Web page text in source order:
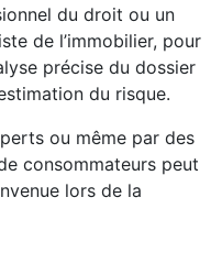
du droit ou un
de l’immobilier, pour
précise du dossier
du risque.
ou même par des
consommateurs peut
lors de la